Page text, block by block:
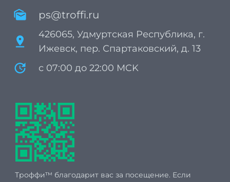
mark_as_unread ps@troffi.ru
pin_drop
426065, Удмуртская Республика, г.
Ижевск, пер. Спартаковский, д. 13
update с 07:00 до 22:00 MCK
Троффи™ благодарит вас за посещение. Если